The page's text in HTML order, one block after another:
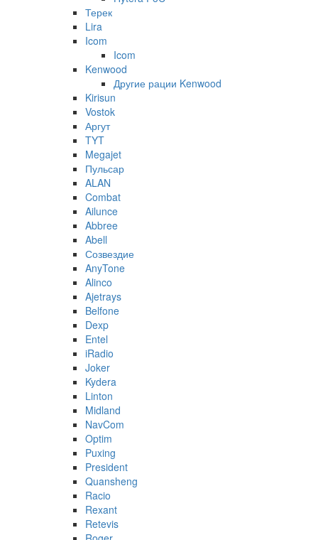
Терек
Lira
Icom
Icom
Kenwood
Другие рации Kenwood
Kirisun
Vostok
Аргут
TYT
Megajet
Пульсар
ALAN
Combat
Ailunce
Abbree
Abell
Созвездие
AnyTone
Alinco
Ajetrays
Belfone
Dexp
Entel
iRadio
Joker
Kydera
Linton
Midland
NavCom
Optim
Puxing
President
Quansheng
Racio
Rexant
Retevis